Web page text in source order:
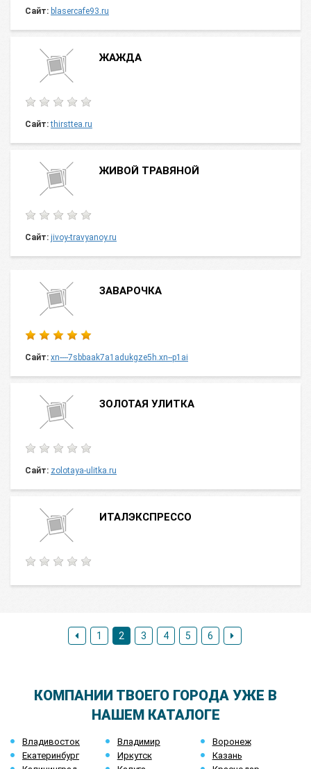
Сайт: blasercafe93.ru
ЖАЖДА
Сайт: thirsttea.ru
ЖИВОЙ ТРАВЯНОЙ
Сайт: jivoy-travyanoy.ru
ЗАВАРОЧКА
Сайт: xn----7sbbaak7a1adukgze5h.xn--p1ai
ЗОЛОТАЯ УЛИТКА
Сайт: zolotaya-ulitka.ru
ИТАЛЭКСПРЕССО
1 2 3 4 5 6
КОМПАНИИ ТВОЕГО ГОРОДА УЖЕ В
НАШЕМ КАТАЛОГЕ
Владивосток Владимир
Воронеж
Екатеринбург
Иркутск
Казань